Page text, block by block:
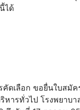
ได้
ดเลือก ขอยื่นใบสมัค
หารทั่วไป โรงพยาบา